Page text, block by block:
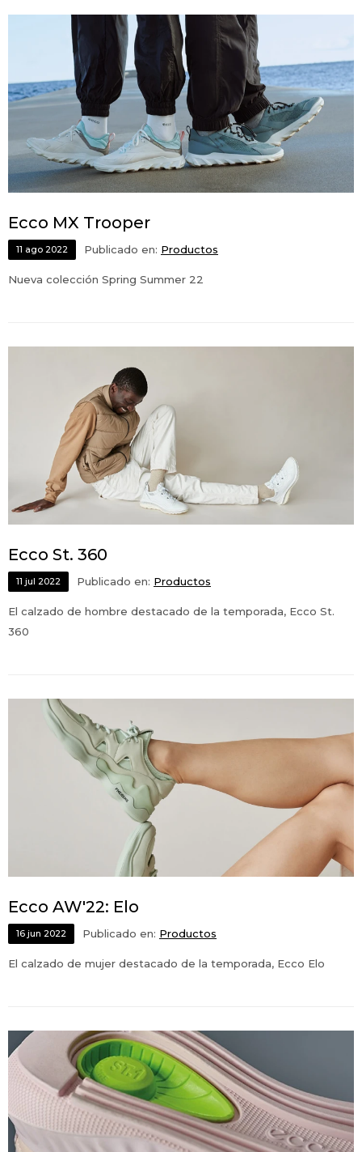
Ecco MX Trooper
11 ago 2022 Publicado en: Productos
Nueva colección Spring Summer 22
Ecco St. 360
11 jul 2022 Publicado en: Productos
El calzado de hombre destacado de la temporada, Ecco St.
360
Ecco AW'22: Elo
16 jun 2022 Publicado en: Productos
El calzado de mujer destacado de la temporada, Ecco Elo